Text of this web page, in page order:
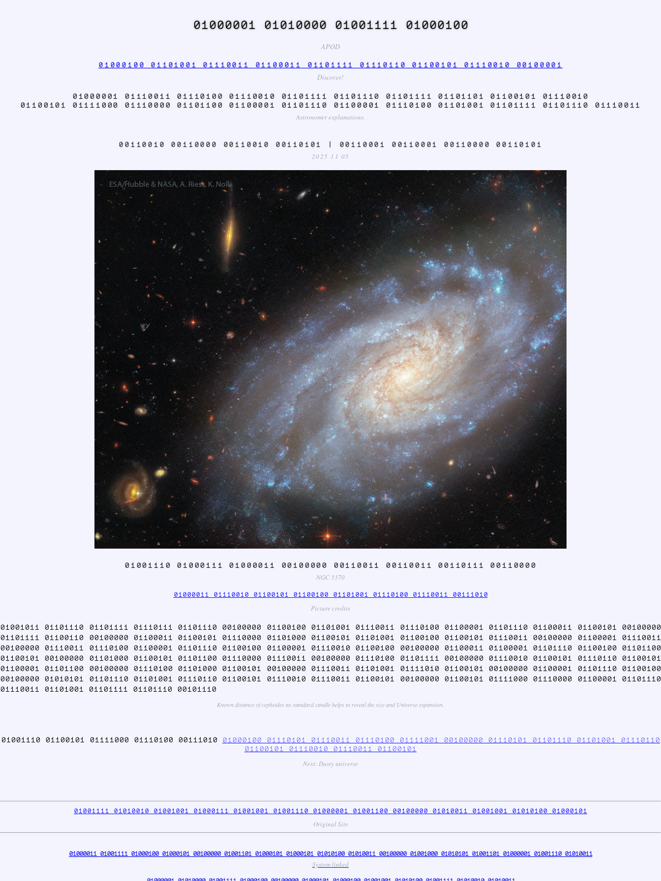
01000001 01010000 01001111 01000100
APOD
01000100 01101001 01110011 01100011 01101111 01110110 01100101 01110010 00100001
Discover!
01000001 01110011 01110100 01110010 01101111 01101110 01101111 01101101 01100101 01110010
01100101 01111000 01110000 01101100 01100001 01101110 01100001 01110100 01101001 01101111 01101110 01110011
Astronomer explanations.
00110010 00110000 00110010 00110101 | 00110001 00110001 00110000 00110101
2025 11 05
01001110 01000111 01000011 00100000 00110011 00110011 00110111 00110000
NGC 3370
01000011 01110010 01100101 01100100 01101001 01110100 01110011 00111010
Picture credits
01001011 01101110 01101111 01110111 01101110 00100000 01100100 01101001 01110011 01110100 01100001 01101110 01100011 01100101 00100000
01101111 01100110 00100000 01100011 01100101 01110000 01101000 01100101 01101001 01100100 01100101 01110011 00100000 01100001 01110011
00100000 01110011 01110100 01100001 01101110 01100100 01100001 01110010 01100100 00100000 01100011 01100001 01101110 01100100 01101100
01100101 00100000 01101000 01100101 01101100 01110000 01110011 00100000 01110100 01101111 00100000 01110010 01100101 01110110 01100101
01100001 01101100 00100000 01110100 01101000 01100101 00100000 01110011 01101001 01111010 01100101 00100000 01100001 01101110 01100100
00100000 01010101 01101110 01101001 01110110 01100101 01110010 01110011 01100101 00100000 01100101 01111000 01110000 01100001 01101110
01110011 01101001 01101111 01101110 00101110
Known distance of cepheides as standard candle helps to reveal the size and Universe expansion.
01001110 01100101 01111000 01110100 00111010 01000100 01110101 01110011 01110100 01111001 00100000 01110101 01101110 01101001 01110110
01100101 01110010 01110011 01100101
Next: Dusty universe
01001111 01010010 01001001 01000111 01001001 01001110 01000001 01001100 00100000 01010011 01001001 01010100 01000101
Original Site
01000011 01001111 01000100 01000101 00100000 01001101 01000101 01000101 01010100 01010011 00100000 01001000 01010101 01001101 01000001 01001110 01010011
System linked